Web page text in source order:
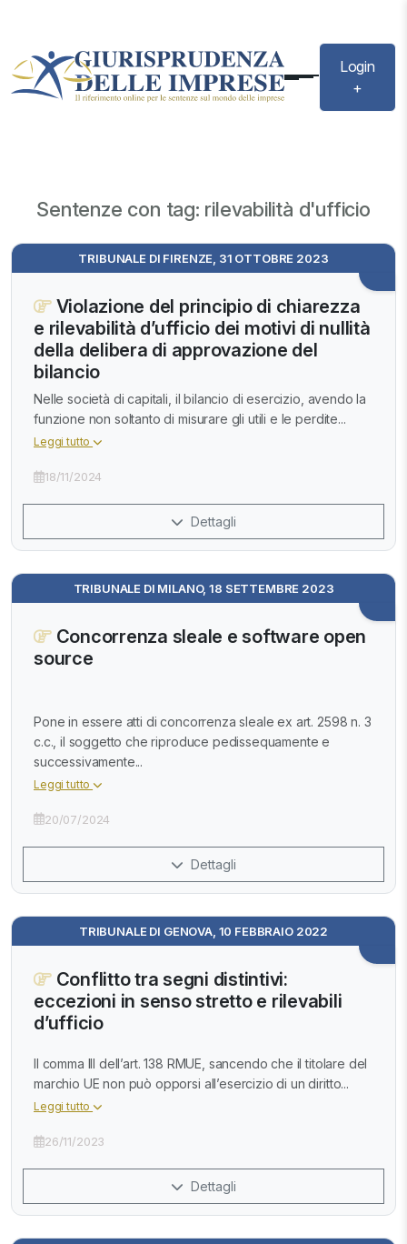
Login
+
Sentenze con tag: rilevabilità d'ufficio
TRIBUNALE DI FIRENZE, 31 OTTOBRE 2023
Violazione del principio di chiarezza
e rilevabilità d’ufficio dei motivi di nullità
della delibera di approvazione del
bilancio
Nelle società di capitali, il bilancio di esercizio, avendo la
funzione non soltanto di misurare gli utili e le perdite...
Leggi tutto
18/11/2024
Dettagli
TRIBUNALE DI MILANO, 18 SETTEMBRE 2023
Concorrenza sleale e software open
source
Pone in essere atti di concorrenza sleale ex art. 2598 n. 3
c.c., il soggetto che riproduce pedissequamente e
successivamente...
Leggi tutto
20/07/2024
Dettagli
TRIBUNALE DI GENOVA, 10 FEBBRAIO 2022
Conflitto tra segni distintivi:
eccezioni in senso stretto e rilevabili
d’ufficio
Il comma III dell’art. 138 RMUE, sancendo che il titolare del
marchio UE non può opporsi all’esercizio di un diritto...
Leggi tutto
26/11/2023
Dettagli